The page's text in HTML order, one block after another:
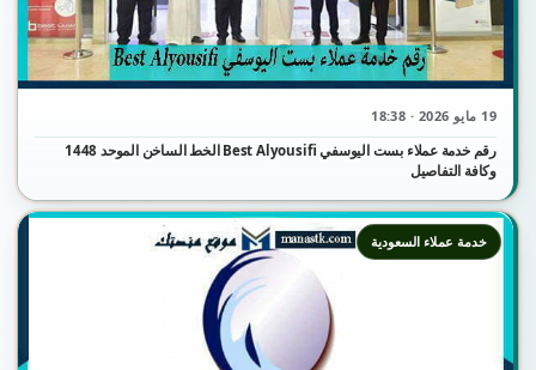
19 مايو 2026 · 18:38
رقم خدمة عملاء بست اليوسفي Best Alyousifi الخط الساخن الموحد 1448
وكافة التفاصيل
خدمة عملاء السعودية